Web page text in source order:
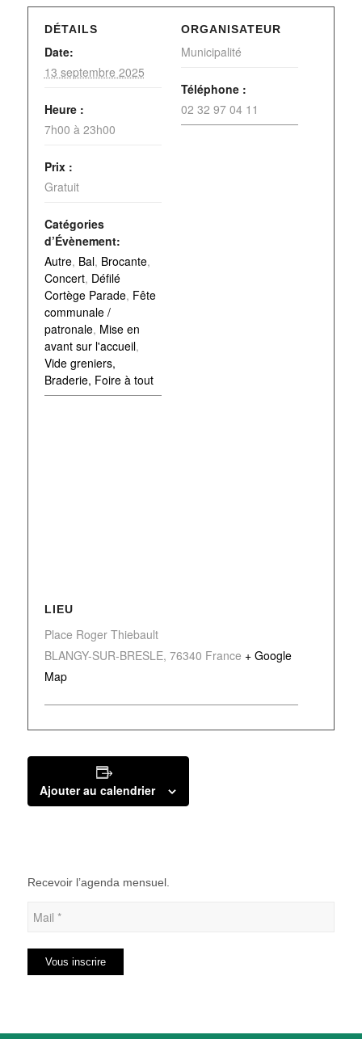
DÉTAILS
Date:
13 septembre 2025
Heure :
7h00 à 23h00
Prix :
Gratuit
Catégories
d’Évènement:
Autre, Bal, Brocante,
Concert, Défilé
Cortège Parade, Fête
communale /
patronale, Mise en
avant sur l'accueil,
Vide greniers,
Braderie, Foire à tout
ORGANISATEUR
Municipalité
Téléphone :
02 32 97 04 11
LIEU
Place Roger Thiebault
BLANGY-SUR-BRESLE, 76340 France + Google
Map
Ajouter au calendrier
Recevoir l’agenda mensuel.